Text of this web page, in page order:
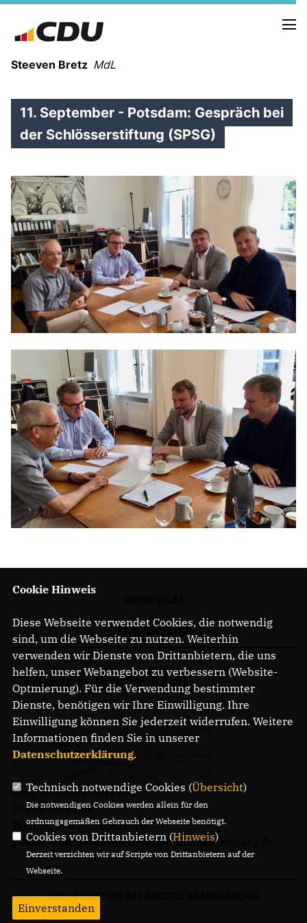
Steeven Bretz MdL
WAHLKREISBESUCHE
PRESSEFOTOS
MEIN BÜRGERBÜRO
MEIN WAHLKREIS
ZIELE
Redebeiträge
Anträge CDU
Kleine Anfragen
CDU Deutschland
CDU Fraktion im Brandenburger Landtag
CDU Brandenburg
CDU Potsdam
11. September - Potsdam: Gespräch bei
der Schlösserstiftung (SPSG)
Steeven Bretz MdL
Gregor-Mendel-Straße 3
14469 Potsdam
Telefon: 0331 - 20085713
E-Mail: buero.steeven.bretz@mdl.brandenburg.de
CDU-FRAKTION IM LANDTAG BRANDENBURG
Cookie Hinweis
Diese Webseite verwendet Cookies, die notwendig
sind, um die Webseite zu nutzen. Weiterhin
verwenden wir Dienste von Drittanbietern, die uns
helfen, unser Webangebot zu verbessern (Website-
Optmierung). Für die Verwendung bestimmter
Dienste, benötigen wir Ihre Einwilligung. Ihre
Einwilligung können Sie jederzeit widerrufen. Weitere
Informationen finden Sie in unserer
Datenschutzerklärung.
Technisch notwendige Cookies (Übersicht)
Die notwendigen Cookies werden allein für den
ordnungsgemäßen Gebrauch der Webseite benötigt.
Cookies von Drittanbietern (Hinweis)
Derzeit verzichten wir auf Scripte von Drittanbietern auf der
Webseite.
Einverstanden